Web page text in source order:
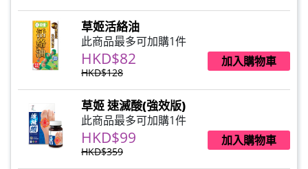
草姬活絡油
此商品最多可加購1件
HKD$82
HKD$128
加入購物車
草姬 速滅酸(強效版)
此商品最多可加購1件
HKD$99
HKD$359
加入購物車